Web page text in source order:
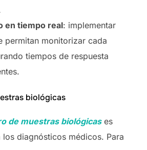
en tiempo real: implementar
permitan monitorizar cada
tiempos de respuesta
biológicas
de muestras biológicases
diagnósticos médicos. Para